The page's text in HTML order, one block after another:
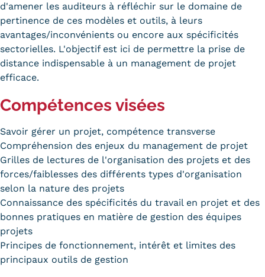
Formations
Trouver votre formation
OFFRE EN BFC
Catalogue national
Équivalences, passerelles et
suites de parcours
Modalités d'enseignement
Formation en présentiel
Enseignement à distance
d'amener les auditeurs à réfléchir sur le domaine de
pertinence de ces modèles et outils, à leurs
avantages/inconvénients ou encore aux spécificités
sectorielles. L'objectif est ici de permettre la prise de
distance indispensable à un management de projet
efficace.
Compétences visées
Savoir gérer un projet, compétence transverse
Compréhension des enjeux du management de projet
Grilles de lectures de l'organisation des projets et des
forces/faiblesses des différents types d'organisation
selon la nature des projets
Connaissance des spécificités du travail en projet et des
bonnes pratiques en matière de gestion des équipes
projets
Principes de fonctionnement, intérêt et limites des
principaux outils de gestion